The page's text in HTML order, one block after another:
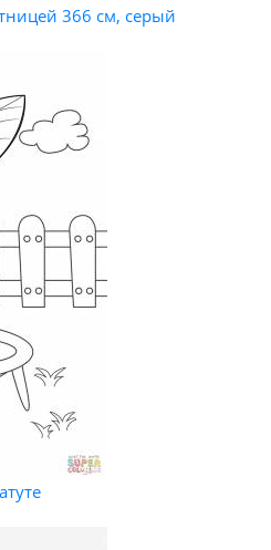
366 см, серый